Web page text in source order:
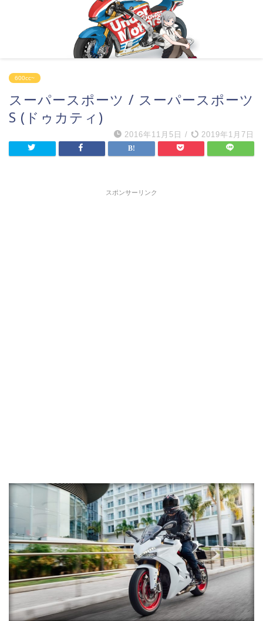
600cc~
スーパースポーツ / スーパースポーツ
S (ドゥカティ)
2016年11月5日 / 2019年1月7日
スポンサーリンク